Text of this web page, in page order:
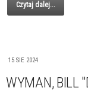
Czytaj dalej...
15 SIE 2024
WYMAN, BILL